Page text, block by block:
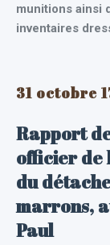
munitions ainsi
inventaires
31 octobre
Rapport
officier de
du
marrons,
Paul